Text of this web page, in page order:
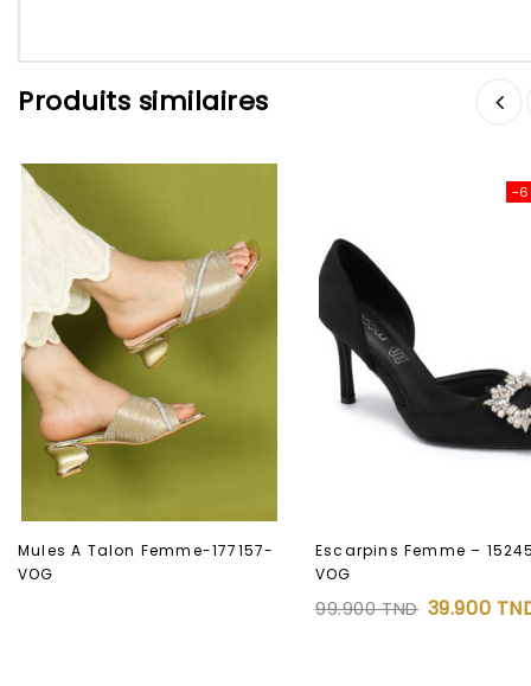
Produits similaires
Mules A Talon Femme-177157-
VOG
-
Escarpins Femme –
VOG
99.900TND 39.900